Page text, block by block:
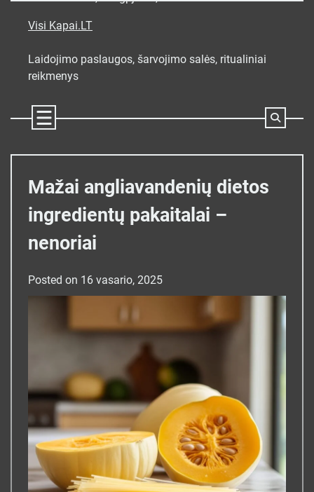
Visi Kapai.LT
Laidojimo paslaugos, šarvojimo salės, ritualiniai
reikmenys
Mažai angliavandenių dietos
ingredientų pakaitalai –
nenoriai
Posted on 16 vasario, 2025